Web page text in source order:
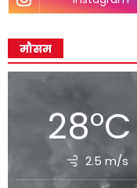
मौसम
28°C
2.5 m/s